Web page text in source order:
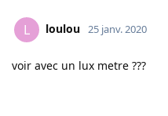
L loulou 25 janv. 2020
voir avec un lux metre ???